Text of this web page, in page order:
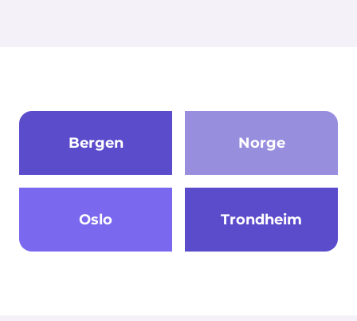
Bergen Norge
Oslo Trondheim